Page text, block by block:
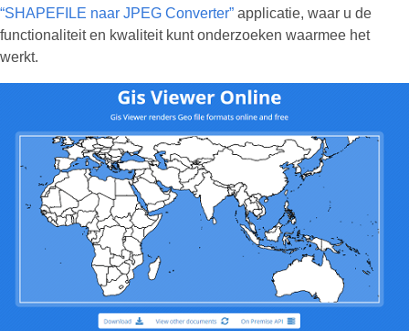
“SHAPEFILE naar JPEG Converter” applicatie, waar u de
functionaliteit en kwaliteit kunt onderzoeken waarmee het
werkt.